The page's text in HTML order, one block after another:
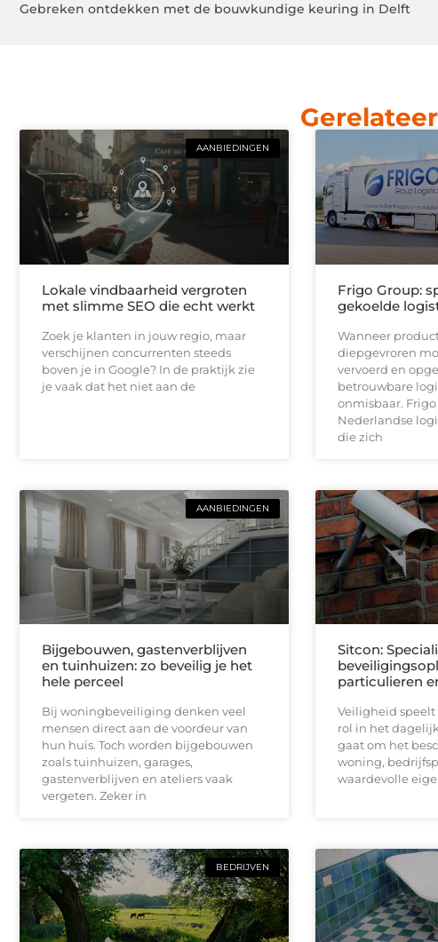
Gebreken ontdekken met de bouwkundige keuring in Delft
AANBIEDINGEN
Lokale vindbaarheid vergroten
met slimme SEO die echt werkt
Zoek je klanten in jouw regio, maar
verschijnen concurrenten steeds
boven je in Google? In de praktijk zie
je vaak dat het niet aan de
Frigo Group:
gekoelde
Wanneer
diepgevroren
vervoerd en
betrouwbare
onmisbaar. Frigo
Nederlandse
die zich
AANBIEDINGEN
Bijgebouwen, gastenverblijven
en tuinhuizen: zo beveilig je het
hele perceel
Bij woningbeveiliging denken veel
mensen direct aan de voordeur van
hun huis. Toch worden bijgebouwen
zoals tuinhuizen, garages,
gastenverblijven en ateliers vaak
vergeten. Zeker in
Sitcon:
particulieren
Veiligheid speelt
rol in het
gaat om het
woning,
waardevolle
BEDRIJVEN